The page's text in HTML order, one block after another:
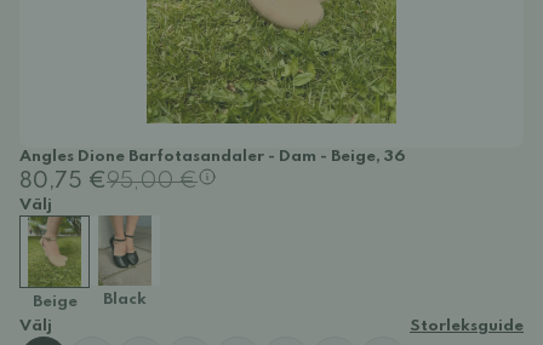
Angles Dione Barfotasandaler - Dam - Beige, 36
80,75 €95,00 €
Välj
Beige
Black
Välj
Storleksguide